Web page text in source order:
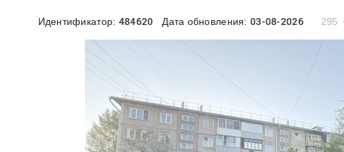
Идентификатор: 484620 Дата обновления: 03-08-2026 295